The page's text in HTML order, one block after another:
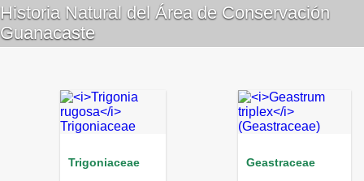
Historia Natural del Área de Conservación
Guanacaste
Trigoniaceae Geastraceae